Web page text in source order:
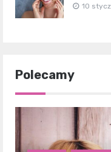
10
Polecamy